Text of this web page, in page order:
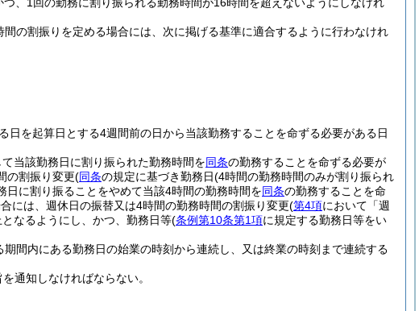
の割振りを定める場合には、次に掲げる基準に適合するように行わなけれ
日を起算日とする4週間前の日から当該勤務することを命ずる必要がある日
当該勤務日に割り振られた勤務時間を同条の勤務することを命ずる必要が
の割振り変更(同条の規定に基づき勤務日(4時間の勤務時間のみが割り振られ
日に割り振ることをやめて当該4時間の勤務時間を同条の勤務することを命
には、週休日の振替又は4時間の勤務時間の割振り変更(第4項において「週
なるようにし、かつ、勤務日等(条例第10条第1項に規定する勤務日等をい
期間内にある勤務日の始業の時刻から連続し、又は終業の時刻まで連続する
通知しなければならない。